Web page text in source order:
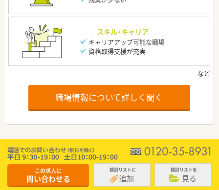
スキル・キャリア
キャリアアップ可能な職場
資格取得支援が充実
職場情報について詳しく聞く
この求人に
問い合わせる
検討リストに
追加
検討リストを
見る